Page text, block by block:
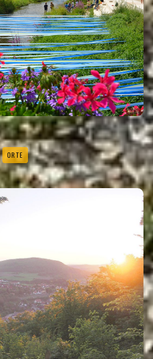
ORTE